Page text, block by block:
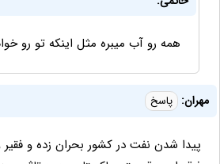
همه رو آب میبره مثل اینکه تو رو
مهران: پاسخ
پیدا شدن نفت در کشور بحران زده و